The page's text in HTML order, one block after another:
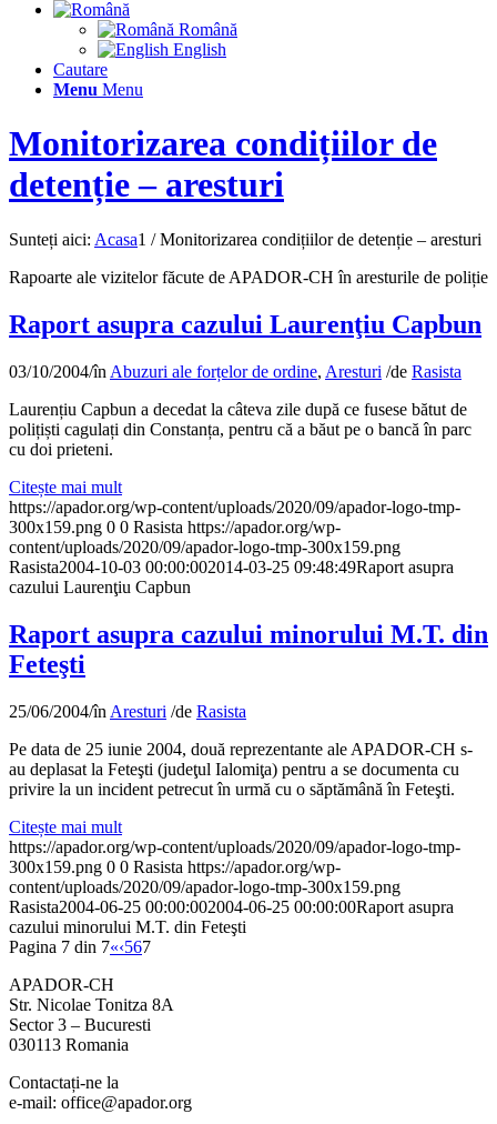
Română
English
Cautare
Menu Menu
Monitorizarea condițiilor de
detenție – aresturi
Sunteți aici: Acasa1 / Monitorizarea condițiilor de detenție – aresturi
Rapoarte ale vizitelor făcute de APADOR-CH în aresturile de poliție
Raport asupra cazului Laurenţiu Capbun
03/10/2004/în Abuzuri ale forțelor de ordine, Aresturi /de Rasista
Laurențiu Capbun a decedat la câteva zile după ce fusese bătut de
polițiști cagulați din Constanța, pentru că a băut pe o bancă în parc
cu doi prieteni.
Citește mai mult
https://apador.org/wp-content/uploads/2020/09/apador-logo-tmp-
300x159.png 0 0 Rasista https://apador.org/wp-
content/uploads/2020/09/apador-logo-tmp-300x159.png
Rasista2004-10-03 00:00:002014-03-25 09:48:49Raport asupra
cazului Laurenţiu Capbun
Raport asupra cazului minorului M.T. din
Feteşti
25/06/2004/în Aresturi /de Rasista
Pe data de 25 iunie 2004, două reprezentante ale APADOR-CH s-
au deplasat la Feteşti (judeţul Ialomiţa) pentru a se documenta cu
privire la un incident petrecut în urmă cu o săptămână în Feteşti.
Citește mai mult
https://apador.org/wp-content/uploads/2020/09/apador-logo-tmp-
300x159.png 0 0 Rasista https://apador.org/wp-
content/uploads/2020/09/apador-logo-tmp-300x159.png
Rasista2004-06-25 00:00:002004-06-25 00:00:00Raport asupra
cazului minorului M.T. din Feteşti
Pagina 7 din 7«‹567
APADOR-CH
Str. Nicolae Tonitza 8A
Sector 3 – Bucuresti
030113 Romania
Contactați-ne la
e-mail: office@apador.org